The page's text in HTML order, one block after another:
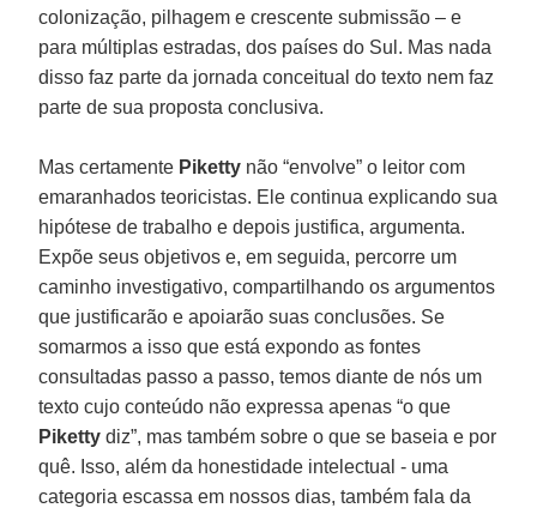
colonização, pilhagem e crescente submissão – e
para múltiplas estradas, dos países do Sul. Mas nada
disso faz parte da jornada conceitual do texto nem faz
parte de sua proposta conclusiva.
Mas certamente Piketty não “envolve” o leitor com
emaranhados teoricistas. Ele continua explicando sua
hipótese de trabalho e depois justifica, argumenta.
Expõe seus objetivos e, em seguida, percorre um
caminho investigativo, compartilhando os argumentos
que justificarão e apoiarão suas conclusões. Se
somarmos a isso que está expondo as fontes
consultadas passo a passo, temos diante de nós um
texto cujo conteúdo não expressa apenas “o que
Piketty diz”, mas também sobre o que se baseia e por
quê. Isso, além da honestidade intelectual - uma
categoria escassa em nossos dias, também fala da